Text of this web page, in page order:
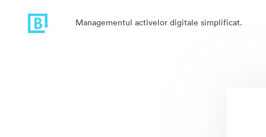
Managementul activelor digitale simplificat.